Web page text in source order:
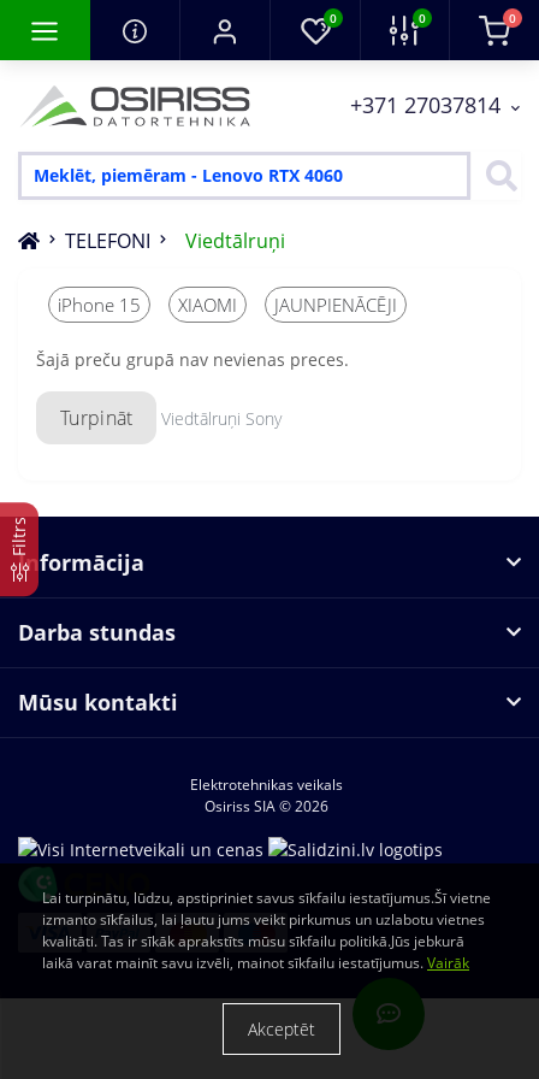
0 0 0
+371 27037814
TELEFONI Viedtālruņi
Filtrs
iPhone 15 XIAOMI JAUNPIENĀCĒJI
Šajā preču grupā nav nevienas preces.
Turpināt Viedtālruņi Sony
Informācija
Darba stundas
Mūsu kontakti
Elektrotehnikas veikals
Osiriss SIA © 2026
Lai turpinātu, lūdzu, apstipriniet savus sīkfailu iestatījumus.Šī vietne
izmanto sīkfailus, lai ļautu jums veikt pirkumus un uzlabotu vietnes
kvalitāti. Tas ir sīkāk aprakstīts mūsu sīkfailu politikā.Jūs jebkurā
laikā varat mainīt savu izvēli, mainot sīkfailu iestatījumus.Vairāk
Akceptēt